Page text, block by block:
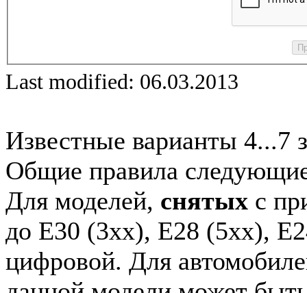
Last modified: 06.03.2013
Известные варианты 4...7
Общие правила
Для моделей, снятых с
до E30 (3xx), E28 (5xx),
цифровой. Для